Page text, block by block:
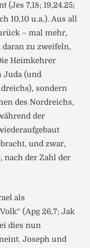
7,18; 19,24.25;
10,10 u.a.). Aus all
– mal mehr,
zu zweifeln,
Heimkehrer
Juda (und
sondern
des Nordreichs,
der
und zwar,
nach der Zahl der
als
(Apg 26,7; Jak
dies nun
Joseph und